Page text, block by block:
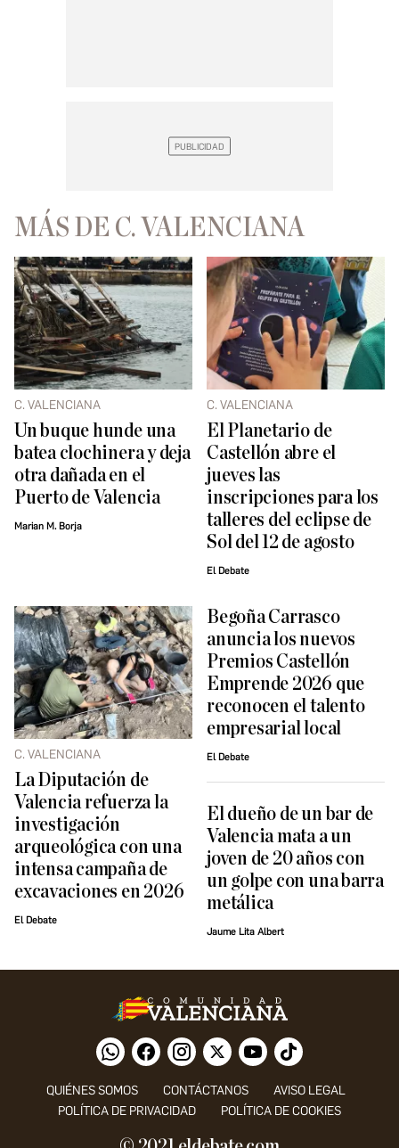
MÁS DE C. VALENCIANA
C. VALENCIANA
Un buque hunde una
batea clochinera y deja
otra dañada en el
Puerto de Valencia
Marian M. Borja
C. VALENCIANA
El Planetario de
Castellón abre el
jueves las
inscripciones para los
talleres del eclipse de
Sol del 12 de agosto
El Debate
C. VALENCIANA
La Diputación de
Valencia refuerza la
investigación
arqueológica con una
intensa campaña de
excavaciones en 2026
El Debate
Begoña Carrasco
anuncia los nuevos
Premios Castellón
Emprende 2026 que
reconocen el talento
empresarial local
El Debate
El dueño de un bar de
Valencia mata a un
joven de 20 años con
un golpe con una barra
metálica
Jaume Lita Albert
QUIÉNES SOMOS CONTÁCTANOS
AVISO LEGAL
POLÍTICA DE PRIVACIDAD
POLÍTICA DE COOKIES